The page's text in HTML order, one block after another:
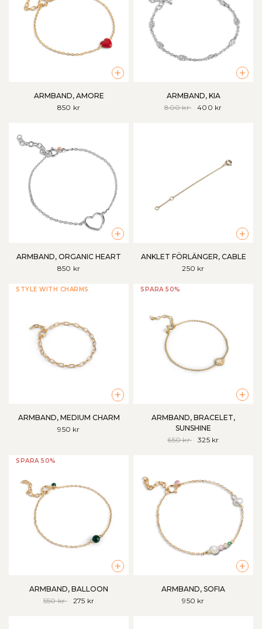
+
ARMBAND, AMORE
850 kr
+
ARMBAND, KIA
800 kr
400 kr
+
ARMBAND, ORGANIC HEART
850 kr
+
ANKLET FÖRLÄNGER, CABLE
250 kr
STYLE WITH CHARMS
+
ARMBAND, MEDIUM CHARM
950 kr
SPARA 50%
+
ARMBAND, BRACELET,
SUNSHINE
650 kr
325 kr
SPARA 50%
+
ARMBAND, BALLOON
550 kr
275 kr
+
ARMBAND, SOFIA
950 kr